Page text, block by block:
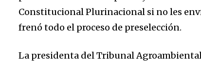
Constitucional Plurinacional si no les
frenó todo el proceso de preselección.
La presidenta del Tribunal